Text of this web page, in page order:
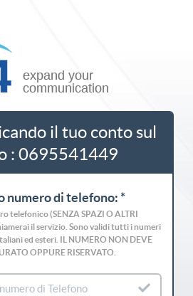
il tuo conto sul
: 0695541449
numero di telefono: *
telefonico (SENZA SPAZI O ALTRI
il servizio. Sono validi tutti i numeri
ed esteri. IL NUMERO NON DEVE
OPPURE RISERVATO.